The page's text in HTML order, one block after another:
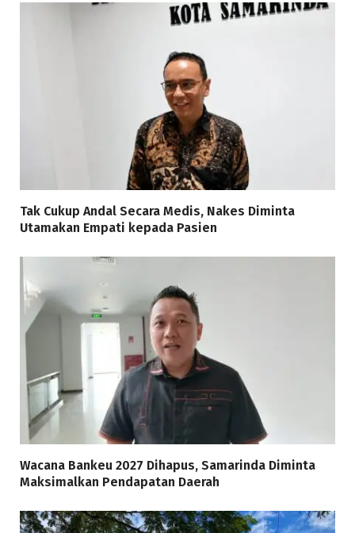
Tak Cukup Andal Secara Medis, Nakes Diminta
Utamakan Empati kepada Pasien
Wacana Bankeu 2027 Dihapus, Samarinda Diminta
Maksimalkan Pendapatan Daerah